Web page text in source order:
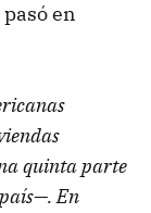
en
quinta parte
En